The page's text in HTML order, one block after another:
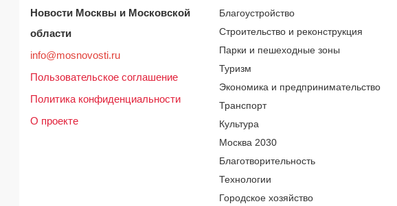
Новости Москвы и Московской
области
info@mosnovosti.ru
Пользовательское соглашение
Политика конфиденциальности
О проекте
Благоустройство
Строительство и реконструкция
Парки и пешеходные зоны
Туризм
Экономика и предпринимательство
Транспорт
Культура
Москва 2030
Благотворительность
Технологии
Городское хозяйство